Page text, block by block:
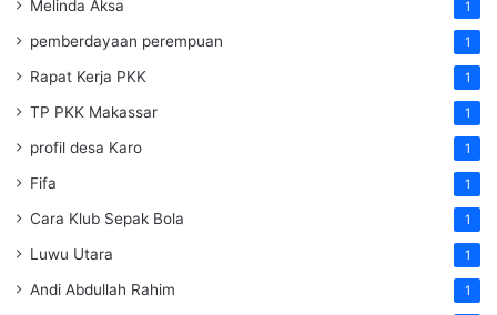
Melinda Aksa 1
pemberdayaan perempuan 1
Rapat Kerja PKK 1
TP PKK Makassar 1
profil desa Karo 1
Fifa 1
Cara Klub Sepak Bola 1
Luwu Utara 1
Andi Abdullah Rahim 1